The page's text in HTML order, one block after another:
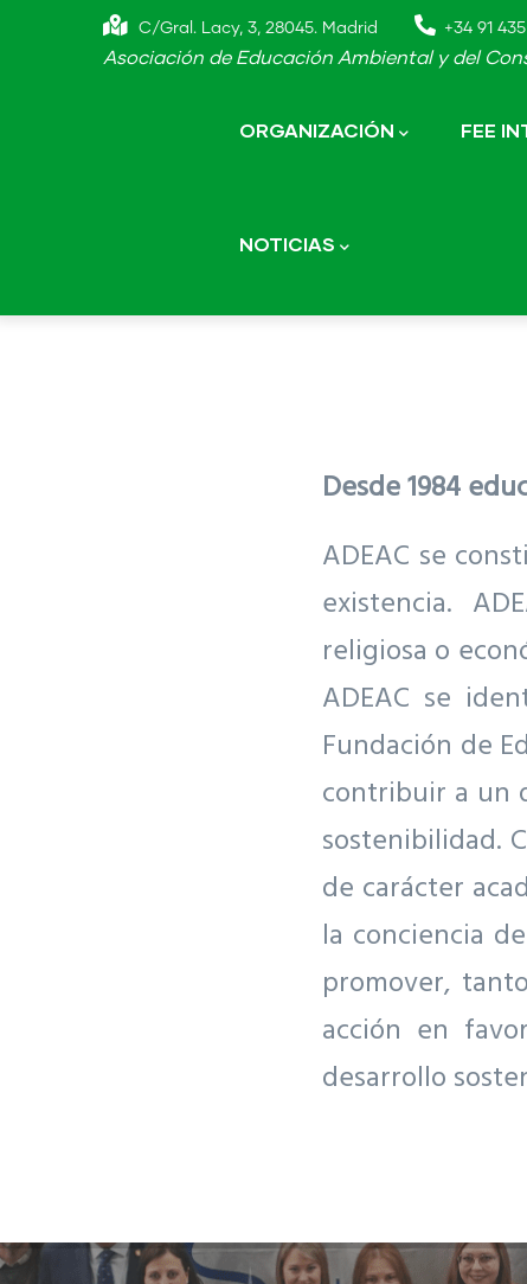
C/Gral. Lacy, 3, 28045. Madrid +34 91
Asociación de Educación Ambiental y del
navigation
ORGANIZACIÓN FEE
NOTICIAS
Desde 1984
ADEAC se
existencia.
religiosa o
ADEAC se
Fundación de
contribuir a un
sostenibilidad.
de carácter
la conciencia
promover,
acción en
desarrollo